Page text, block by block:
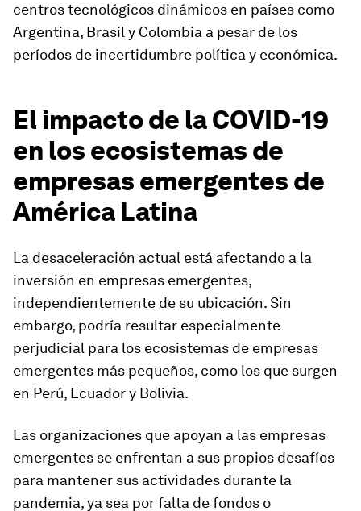
centros tecnológicos dinámicos en países como
Argentina, Brasil y Colombia a pesar de los
períodos de incertidumbre política y económica.
El impacto de la COVID-19
en los ecosistemas de
empresas emergentes de
América Latina
La desaceleración actual está afectando a la
inversión en empresas emergentes,
independientemente de su ubicación. Sin
embargo, podría resultar especialmente
perjudicial para los ecosistemas de empresas
emergentes más pequeños, como los que surgen
en Perú, Ecuador y Bolivia.
Las organizaciones que apoyan a las empresas
emergentes se enfrentan a sus propios desafíos
para mantener sus actividades durante la
pandemia, ya sea por falta de fondos o